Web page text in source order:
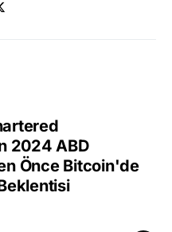
2024 ABD
Önce Bitcoin'de